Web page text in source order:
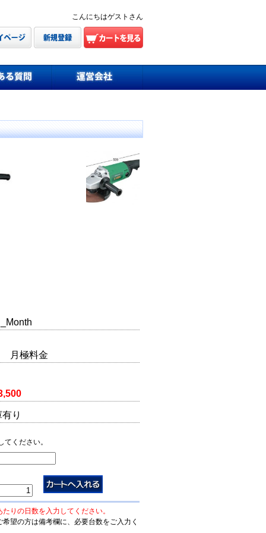
こんにちはゲストさん
月極料金
り
てください。
りの日数を入力してください。
望の方は備考欄に、必要台数をご入力く